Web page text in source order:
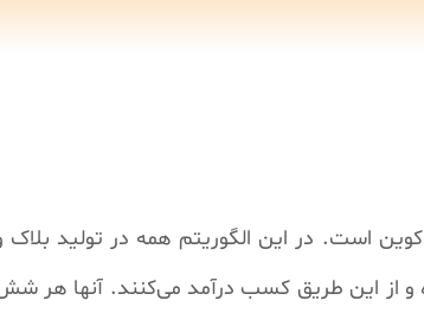
است. در این الگوریتم همه در تولید بلاک
تولید بلاک شرکت کرده و از این طریق کسب درآمد می‌کنند. آنها هر